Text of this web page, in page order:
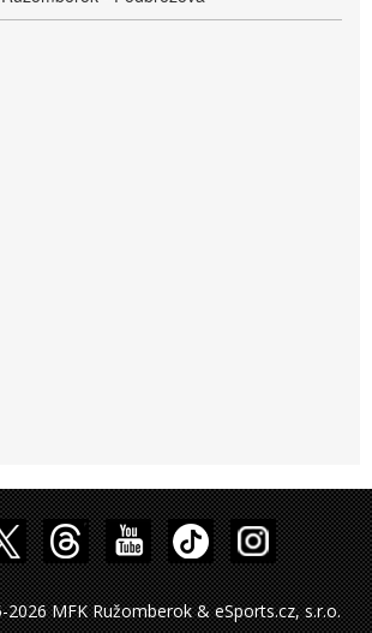
MFK Ružomberok & eSports.cz, s.r.o.